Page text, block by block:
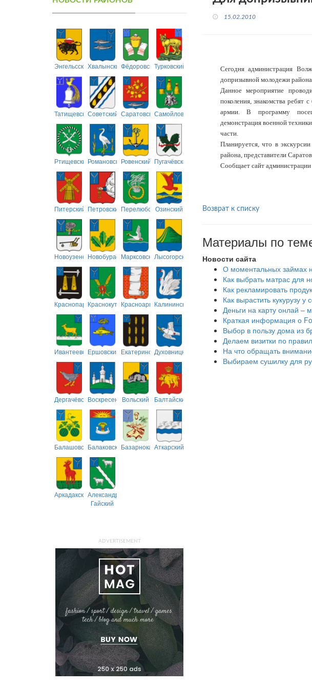
ЭнгельсскийХвалынскийФёдоровскийТурковский
ТатищевскийСоветский СаратовскийСамойловский
РтищевскийРомановскийРовенский Пугачёвский
Питерский ПетровскийПерелюбскийОзинский
НовоузенскийНовобурасскийМарксовскийЛысогорский
Краснопартизанский
КраснокутскийКрасноармейский
Калининский
ИвантеевскийЕршовский ЕкатериновскийДуховницкий
ДергачёвскийВоскресенскийВольский Балтайский
БалашовскийБалаковскийБазарнокарабулакский
Аткарский
АркадакскийАлександрово-
Гайский
ADVERTISEMENT
15.02.2010
Сегодня администрация
допризывной молодежи
Данное мероприятие
поколения, знакомства ребят
армии. В программу
демонстрация военной
части.
Планируется, что в
района, представители
Сообщает сайт администрации
Возврат к списку
Материалы по
Новости сайта
О моментальных займах
Как выбрать матрас для
Как рекламировать
Как вырастить кукурузу у
Деньги на карту онлай –
Краткая информация о
Выбор в пользу дома из
Делаем визитки по
На что обращать
Выбираем сушилку для